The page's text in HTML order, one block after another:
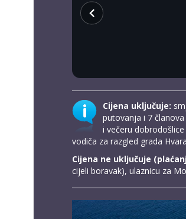
chevron_left
Cijena uključuje:
putovanja i 7
i večeru
vodiča za razgled grada
Cijena ne uključuje
cijeli boravak), ulaznicu za